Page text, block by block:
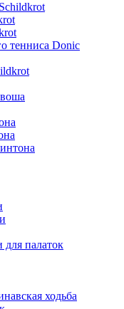
тенниса Donic
для палаток
ходьба